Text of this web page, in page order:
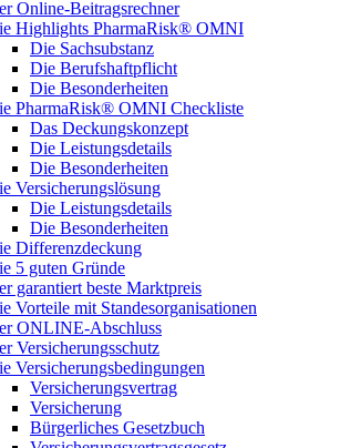
Online-Beitragsrechner
Highlights PharmaRisk® OMNI
Die Sachsubstanz
Die Berufshaftpflicht
Die Besonderheiten
PharmaRisk® OMNI Checkliste
Das Deckungskonzept
Die Leistungsdetails
Die Besonderheiten
Versicherungslösung
Die Leistungsdetails
Die Besonderheiten
Differenzdeckung
5 guten Gründe
garantiert beste Marktpreis
Vorteile mit Standesorganisationen
ONLINE-Abschluss
Versicherungsschutz
Versicherungsbedingungen
Versicherungsvertrag
Versicherung
Bürgerliches Gesetzbuch